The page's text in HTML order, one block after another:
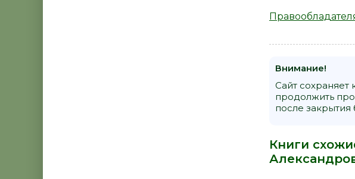
Внимание!
Сайт сохраняет
продолжить
после закрытия
Книги